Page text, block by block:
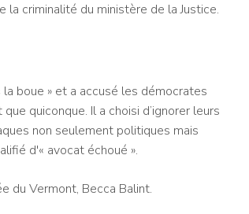
criminalité du ministère de la Justice.
boue » et a accusé les démocrates
quiconque. Il a choisi d’ignorer leurs
non seulement politiques mais
d'« avocat échoué ».
du Vermont, Becca Balint.